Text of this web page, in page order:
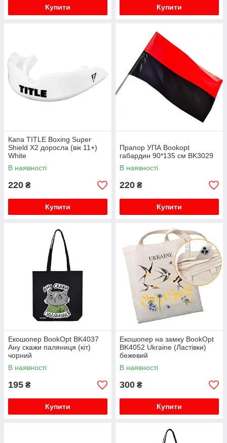
Купити Купити
Капа TITLE Boxing Super
Shield X2 доросла (вік 11+)
White
В наявності
220 ₴
Купити
Прапор УПА Bookopt
габардин 90*135 см BK3029
В наявності
220 ₴
Купити
Екошопер BookOpt BK4037
Ану скажи паляниця (кіт)
чорний
В наявності
195 ₴
Купити
Екошопер на замку BookOpt
BK4052 Ukraine (Ластівки)
бежевий
В наявності
300 ₴
Купити